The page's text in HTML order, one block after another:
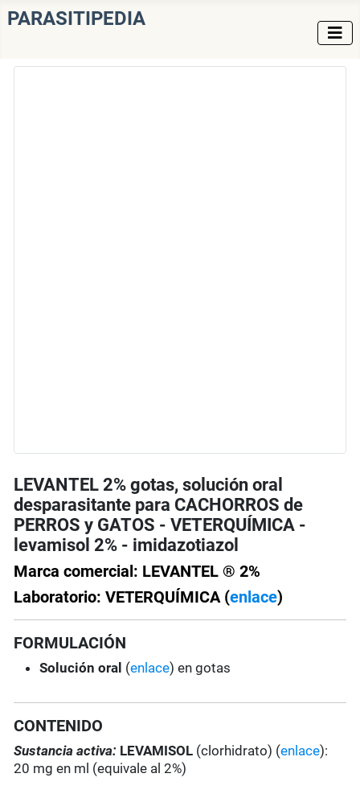
PARASITIPEDIA
LEVANTEL 2% gotas, solución oral
desparasitante para CACHORROS de
PERROS y GATOS - VETERQUÍMICA -
levamisol 2% - imidazotiazol
Marca comercial: LEVANTEL ® 2%
Laboratorio: VETERQUÍMICA (enlace)
FORMULACIÓN
Solución oral (enlace) en gotas
CONTENIDO
Sustancia activa: LEVAMISOL (clorhidrato) (enlace):
20 mg en ml (equivale al 2%)